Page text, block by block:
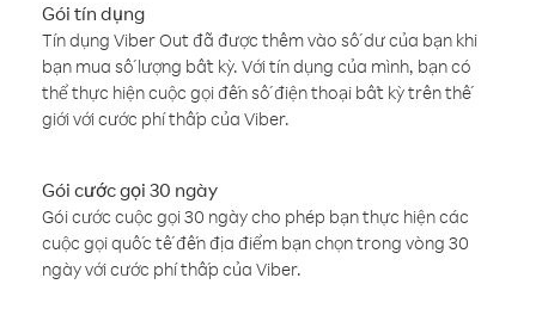
Gói tín dụng
Tín dụng Viber Out đã được thêm vào số dư của bạn khi
bạn mua số lượng bất kỳ. Với tín dụng của mình, bạn có
thể thực hiện cuộc gọi đến số điện thoại bất kỳ trên thế
giới với cước phí thấp của Viber.
Gói cước gọi 30 ngày
Gói cước cuộc gọi 30 ngày cho phép bạn thực hiện các
cuộc gọi quốc tế đến địa điểm bạn chọn trong vòng 30
ngày với cước phí thấp của Viber.